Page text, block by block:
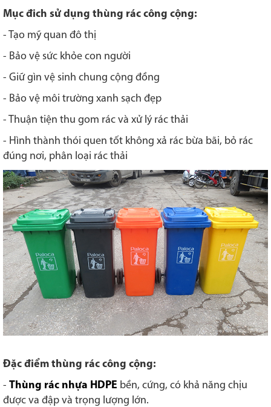
Mục đich sử dụng thùng rác công cộng:
- Tạo mỹ quan đô thị
- Bảo vệ sức khỏe con người
- Giữ gìn vệ sinh chung cộng đồng
- Bảo vệ môi trường xanh sạch đẹp
- Thuận tiện thu gom rác và xử lý rác thải
- Hình thành thói quen tốt không xả rác bừa bãi, bỏ rác
đúng nơi, phân loại rác thải
Đặc điểm thùng rác công cộng:
- Thùng rác nhựa HDPE bền, cứng, có khả năng chịu
được va đập và trọng lượng lớn.